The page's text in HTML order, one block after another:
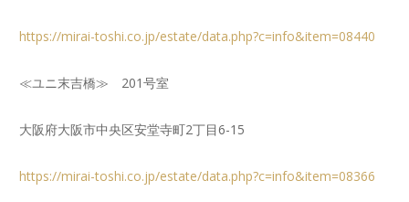
https://mirai-toshi.co.jp/estate/data.php?c=info&item=08440
≪ユニ末吉橋≫ 201号室
大阪府大阪市中央区安堂寺町2丁目6-15
https://mirai-toshi.co.jp/estate/data.php?c=info&item=08366